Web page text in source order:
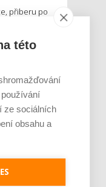
přiberu po
Reaguje na
a čistém
této
ze sociálních
obsahu a